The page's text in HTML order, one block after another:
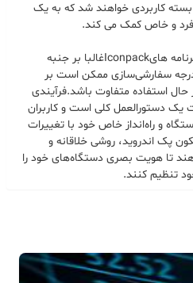
کاربردی خواهند شد که به یک
فرد و خاص کمک می کند.
هایIconpackغالبا بر جنبه
درجه سفارشی‌سازی ممکن است بر
حال استفاده متفاوت باشد.فرآیندی
یک دستورالعمل کلی است و کاربران
و راه‌انداز خاص خود با تغییرات
پک اندروید، روشی خلاقانه و
تا هویت بصری دستگاه‌های خود را
تنظیم کنند.